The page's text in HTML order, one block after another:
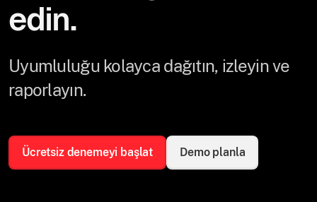
edin.
Uyumluluğu kolayca dağıtın, izleyin ve
raporlayın.
Ücretsiz denemeyi başlat Demo planla